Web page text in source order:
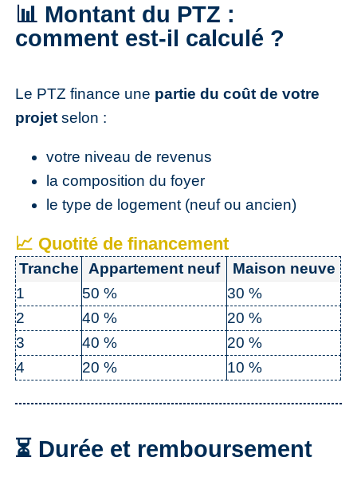
📊 Montant du PTZ :
comment est-il calculé ?
Le PTZ finance une partie du coût de votre
projet selon :
votre niveau de revenus
la composition du foyer
le type de logement (neuf ou ancien)
📈 Quotité de financement
Tranche Appartement neuf
Maison neuve
1
50 %
30 %
2
40 %
20 %
3
40 %
20 %
4
20 % 10 %
⏳ Durée et remboursement